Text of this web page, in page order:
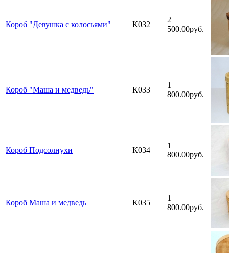
Короб "Девушка с колосьями" К032
2
500.00руб.
Короб "Маша и медведь" К033
1
800.00руб.
Короб Подсолнухи К034
1
800.00руб.
Короб Маша и медведь К035
1
800.00руб.